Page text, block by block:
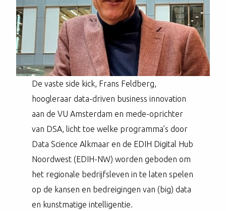
De vaste side kick, Frans Feldberg,
hoogleraar data-driven business innovation
aan de VU Amsterdam en mede-oprichter
van DSA, licht toe welke programma’s door
Data Science Alkmaar en de EDIH Digital Hub
Noordwest (EDIH-NW) worden geboden om
het regionale bedrijfsleven in te laten spelen
op de kansen en bedreigingen van (big) data
en kunstmatige intelligentie.